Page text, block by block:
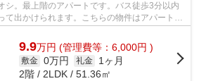
シ。最上階のアパートです。バス徒歩3分以内
て出かけられます。こちらの物件はアパートで
無くなって...
9.9万円 (管理費等：6,000円 )
敷金 0万円 礼金
1ヶ月
2階 / 2LDK / 51.36㎡